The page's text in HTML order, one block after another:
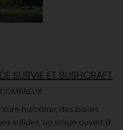
SURVIE ET BUSHCRAFT
humaine, des bases
solides, un stage ouvert à